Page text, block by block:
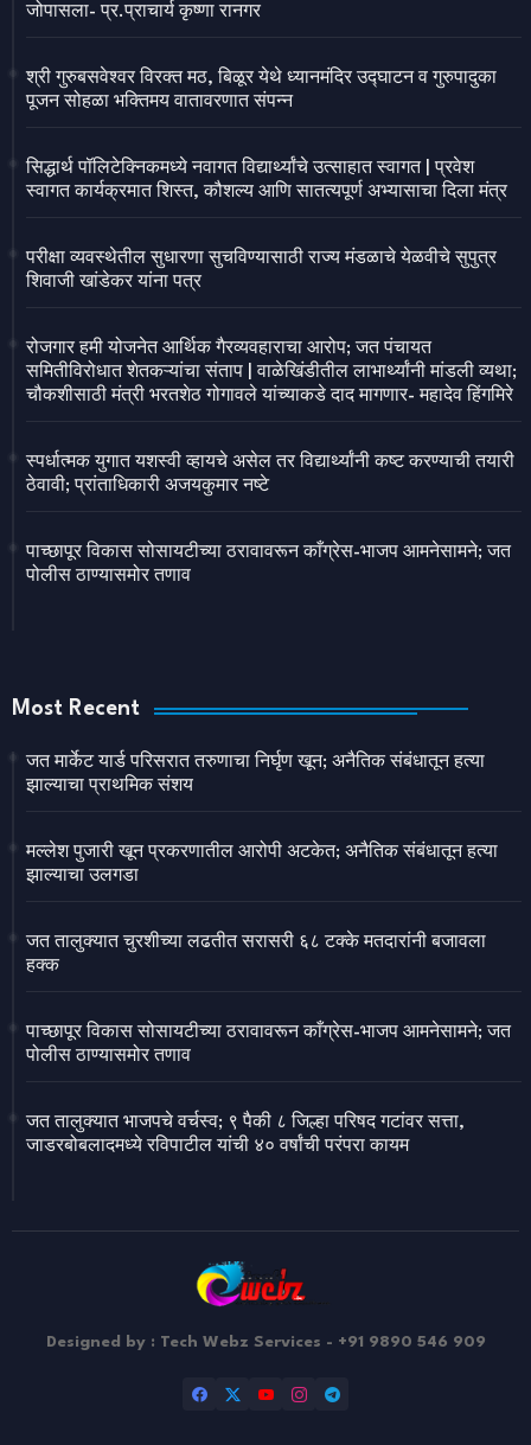
जोपासला- प्र.प्राचार्य कृष्णा रानगर
श्री गुरुबसवेश्वर विरक्त मठ, बिळूर येथे ध्यानमंदिर उद्घाटन व गुरुपादुका
पूजन सोहळा भक्तिमय वातावरणात संपन्न
सिद्धार्थ पॉलिटेक्निकमध्ये नवागत विद्यार्थ्यांचे उत्साहात स्वागत | प्रवेश
स्वागत कार्यक्रमात शिस्त, कौशल्य आणि सातत्यपूर्ण अभ्यासाचा दिला मंत्र
परीक्षा व्यवस्थेतील सुधारणा सुचविण्यासाठी राज्य मंडळाचे येळवीचे सुपुत्र
शिवाजी खांडेकर यांना पत्र
रोजगार हमी योजनेत आर्थिक गैरव्यवहाराचा आरोप; जत पंचायत
समितीविरोधात शेतकऱ्यांचा संताप | वाळेखिंडीतील लाभार्थ्यांनी मांडली व्यथा;
चौकशीसाठी मंत्री भरतशेठ गोगावले यांच्याकडे दाद मागणार- महादेव हिंगमिरे
स्पर्धात्मक युगात यशस्वी व्हायचे असेल तर विद्यार्थ्यांनी कष्ट करण्याची तयारी
ठेवावी; प्रांताधिकारी अजयकुमार नष्टे
पाच्छापूर विकास सोसायटीच्या ठरावावरून काँग्रेस-भाजप आमनेसामने; जत
पोलीस ठाण्यासमोर तणाव
Most Recent
जत मार्केट यार्ड परिसरात तरुणाचा निर्घृण खून; अनैतिक संबंधातून हत्या
झाल्याचा प्राथमिक संशय
मल्लेश पुजारी खून प्रकरणातील आरोपी अटकेत; अनैतिक संबंधातून हत्या
झाल्याचा उलगडा
जत तालुक्यात चुरशीच्या लढतीत सरासरी ६८ टक्के मतदारांनी बजावला
हक्क
पाच्छापूर विकास सोसायटीच्या ठरावावरून काँग्रेस-भाजप आमनेसामने; जत
पोलीस ठाण्यासमोर तणाव
जत तालुक्यात भाजपचे वर्चस्व; ९ पैकी ८ जिल्हा परिषद गटांवर सत्ता,
जाडरबोबलादमध्ये रविपाटील यांची ४० वर्षांची परंपरा कायम
Designed by : Tech Webz Services - +91 9890 546 909